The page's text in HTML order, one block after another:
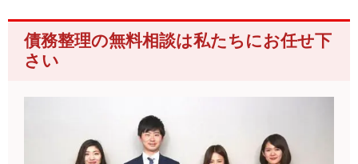
債務整理の無料相談は私たちにお任せ下
さい